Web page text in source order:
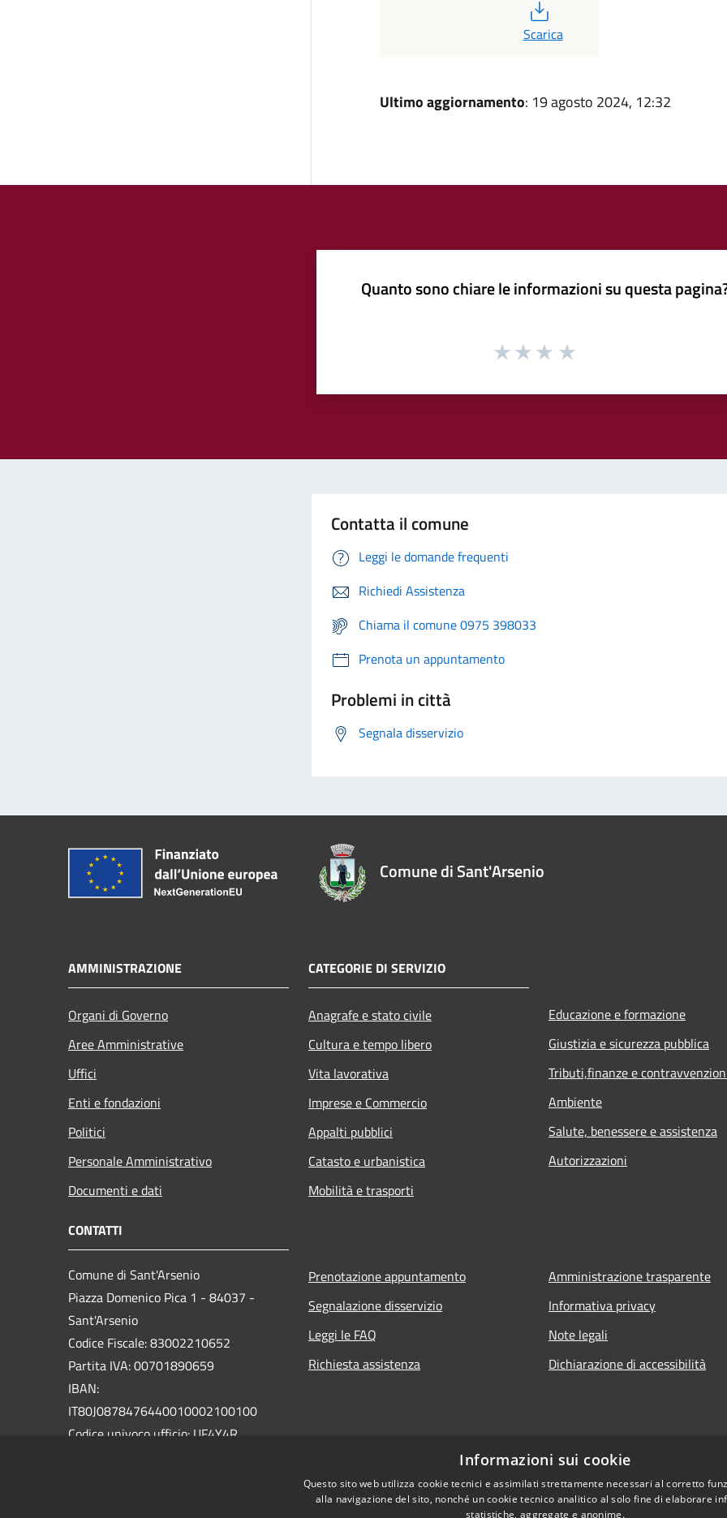
Scarica
Ultimo aggiornamento: 19 agosto 2024, 12:32
Quanto sono chiare le informazioni su questa
Contatta il comune
Leggi le domande frequenti
Richiedi Assistenza
Chiama il comune 0975 398033
Prenota un appuntamento
Problemi in città
Segnala disservizio
Comune di Sant'Arsenio
AMMINISTRAZIONE
Organi di Governo
Aree Amministrative
Uffici
Enti e fondazioni
Politici
Personale Amministrativo
Documenti e dati
CATEGORIE DI SERVIZIO
Anagrafe e stato civile
Cultura e tempo libero
Vita lavorativa
Imprese e Commercio
Appalti pubblici
Catasto e urbanistica
Mobilità e trasporti
Educazione e formazione
Giustizia e sicurezza pubblica
Tributi,finanze e
Ambiente
Salute, benessere e assistenza
Autorizzazioni
CONTATTI
Comune di Sant'Arsenio
Piazza Domenico Pica 1 - 84037 -
Sant'Arsenio
Codice Fiscale: 83002210652
Partita IVA: 00701890659
IBAN:
IT80J0878476440010002100100
Codice univoco ufficio: UF4Y4R
protocollo@pec.comune.santarsenio.sa.it
Prenotazione appuntamento
Segnalazione disservizio
Leggi le FAQ
Richiesta assistenza
Amministrazione trasparente
Informativa privacy
Note legali
Dichiarazione di accessibilità
Informazioni sui cookie
Questo sito web utilizza cookie tecnici e assimilati strettamente necessari al corretto
alla navigazione del sito, nonché un cookie tecnico analitico al solo fine di elaborare
statistiche, aggregate e anonime.